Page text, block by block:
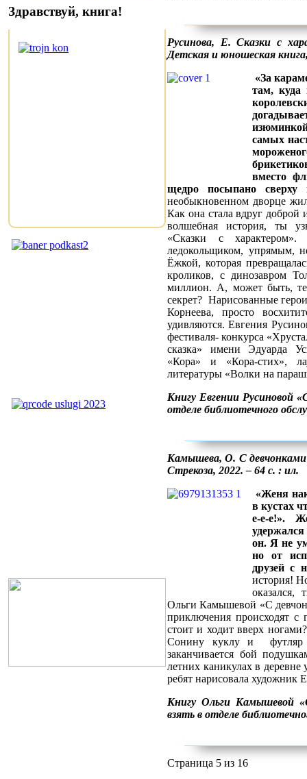
Здравствуй, книга!
Русинова, Е. Сказки с
Детская и юношеская
«За
там, куда
самых
вместо
щедро посыпано сверху
необыкновенном дворце
Как она стала вдруг доброй
волшебная история, ты
«Сказки с
ледокольщиком, упрямым,
Ёжкой, которая
кроликов, с динозавром
миллион. А, может быть,
секрет? Нарисованные
Корнеева, просто
удивляются. Евгения
фестиваля- конкурса
сказка» имени Эдуарда
«Кора» и «Кора-стих»,
литературы «Волки на
Книгу Евгении Русиновой
отделе библиотечного
Камышева, О. С
Стрекоза, 2022. – 64 с. : ил.
«Женя
в кустах
е-е-е!».
он. Я не
но от
друзей с
история!
Ольги Камышевой «С
приключения происходят с
стоит и ходит вверх
Сонину куклу и футляр
заканчивается бой
летних каникулах в
ребят нарисовала художник
Книгу Ольги Камышевой
взять в отделе
Страница 5 из 16